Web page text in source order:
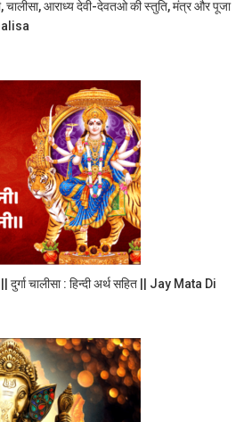
आराध्य देवी-देवतओ की स्तुति, मंत्र और पूजा
चालीसा : हिन्दी अर्थ सहित || Jay Mata Di